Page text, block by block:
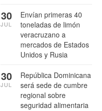
Envían primeras 40
toneladas de limón
veracruzano a
mercados de Estados
Unidos y Rusia
30
JUL
República Dominicana
será sede de cumbre
regional sobre
seguridad alimentaria
30
JUL